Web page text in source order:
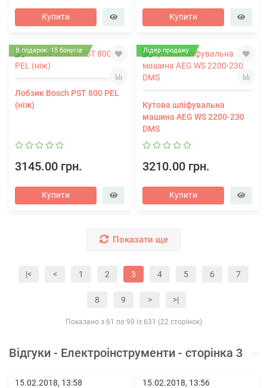
Купити Купити
В подарок: 15 бонусів
Лобзик Bosch PST 800 PEL
(ніж)
3145.00 грн.
Купити
Лідер продажу
Кутова шліфувальна
машина AEG WS 2200-230
DMS
3210.00 грн.
Купити
Показати ще
|< < 1 2 3 4 5 6 7
8 9 > >|
Показано з 61 по 90 із 631 (22 сторінок)
Відгуки - Електроінструменти - сторінка 3
15.02.2018, 13:58 15.02.2018, 13:56